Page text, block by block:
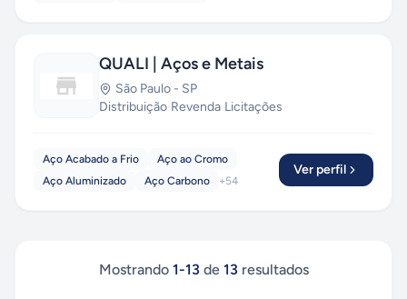
QUALI | Aços e Metais
São Paulo - SP
Distribuição·Revenda·Licitações
Aço Acabado a Frio
Aço ao Cromo
Aço Aluminizado
Aço Carbono +54
Ver perfil
Mostrando 1-13 de 13 resultados